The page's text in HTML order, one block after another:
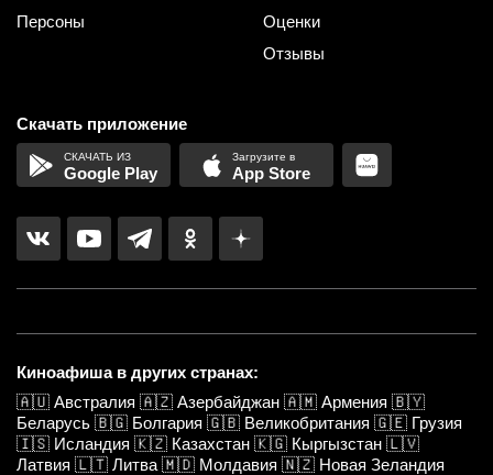
Персоны
Оценки
Отзывы
Скачать приложение
Google Play App Store
Киноафиша в других странах:
🇦🇺 Австралия 🇦🇿 Азербайджан 🇦🇲 Армения 🇧🇾
Беларусь 🇧🇬 Болгария 🇬🇧 Великобритания 🇬🇪 Грузия
🇮🇸 Исландия 🇰🇿 Казахстан 🇰🇬 Кыргызстан 🇱🇻
Латвия 🇱🇹 Литва 🇲🇩 Молдавия 🇳🇿 Новая Зеландия